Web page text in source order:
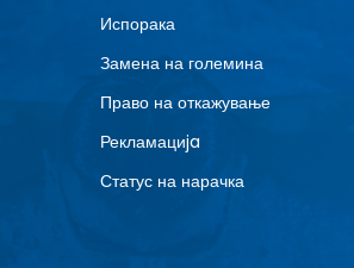
Испорака
Замена на големина
Право на откажување
Рекламациja
Статус на нарачка